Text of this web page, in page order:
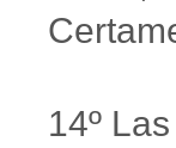
14º